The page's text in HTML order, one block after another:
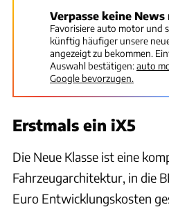
Verpasse keine News
Favorisiere auto motor und
künftig häufiger unsere
angezeigt zu bekommen.
Auswahl bestätigen:auto
Google bevorzugen.
Erstmals ein iX5
Die Neue Klasse ist eine
Fahrzeugarchitektur, in die
Euro Entwicklungskosten